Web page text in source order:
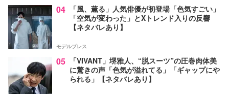
04
「風、薫る」人気俳優が初登場「色気すごい」
「空気が変わった」とXトレンド入りの反響
【ネタバレあり】
モデルプレス
05
「VIVANT」堺雅人、“脱スーツ”の圧巻肉体美
に驚きの声「色気が溢れてる」「ギャップにや
られる」【ネタバレあり】